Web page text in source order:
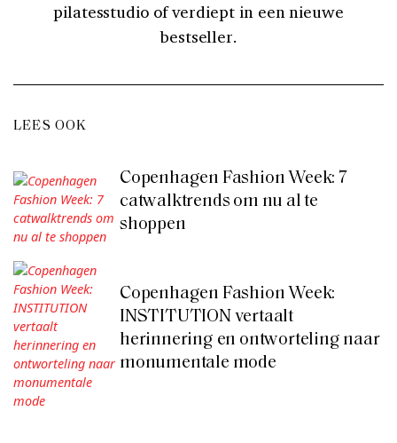
pilatesstudio of verdiept in een nieuwe
bestseller.
LEES OOK
Copenhagen Fashion Week: 7
catwalktrends om nu al te
shoppen
Copenhagen Fashion Week:
INSTITUTION vertaalt
herinnering en ontworteling naar
monumentale mode